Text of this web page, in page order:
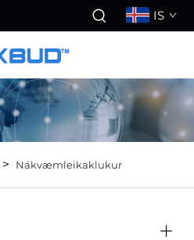
IS
> Nákvæmleikaklukur